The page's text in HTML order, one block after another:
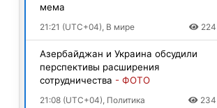
мема
21:21 (UTC+04), В мире 224
Азербайджан и Украина обсудили
перспективы расширения
сотрудничества - ФОТО
21:08 (UTC+04), Политика 234